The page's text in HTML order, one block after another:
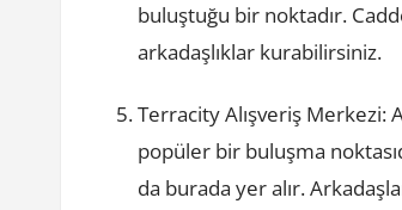
buluştuğu bir noktadır.
arkadaşlıklar kurabilirsiniz.
Terracity Alışveriş Merkezi:
popüler bir buluşma
da burada yer alır.